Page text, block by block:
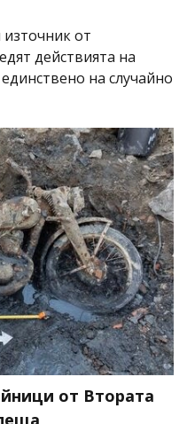
от
действията на
на случайно
от Втората